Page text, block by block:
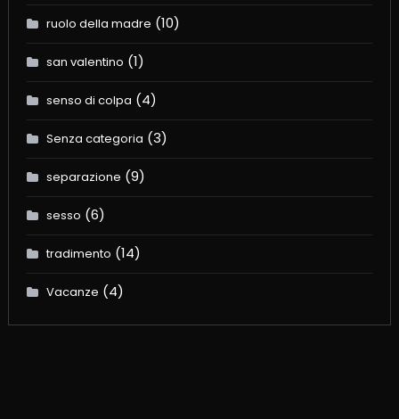
ruolo della madre (10)
san valentino (1)
senso di colpa (4)
Senza categoria (3)
separazione (9)
sesso (6)
tradimento (14)
Vacanze (4)